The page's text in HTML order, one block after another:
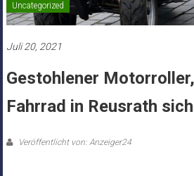
Uncategorized
Juli 20, 2021
Gestohlener
Fahrrad in Reusrath
Veröffentlicht von: Anzeiger24